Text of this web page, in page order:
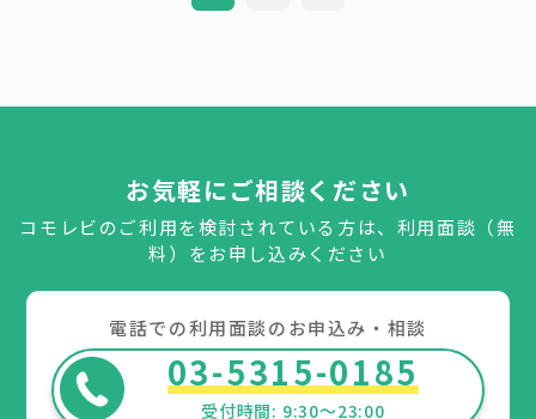
お気軽にご相談ください
コモレビのご利用を検討されている方は、利用面談（無
料）をお申し込みください
電話での利用面談のお申込み・相談
03-5315-0185